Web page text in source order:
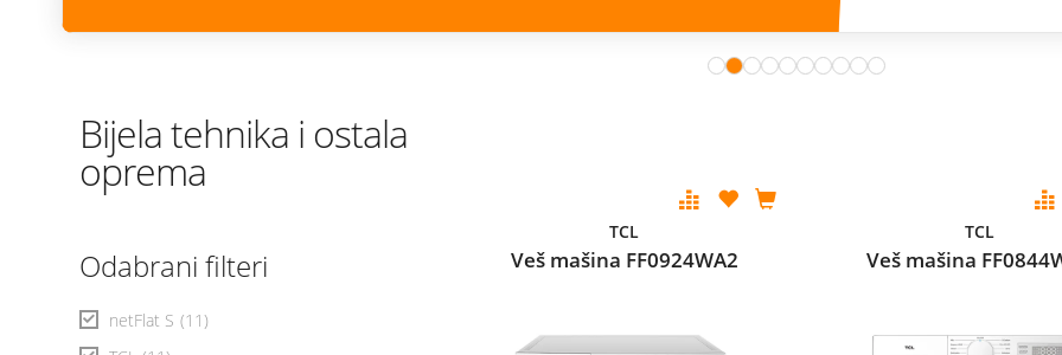
Bijela tehnika i ostala
oprema
Odabrani filteri
netFlat S (11)
TCL
Veš mašina FF0924WA2
TCL
Veš mašina